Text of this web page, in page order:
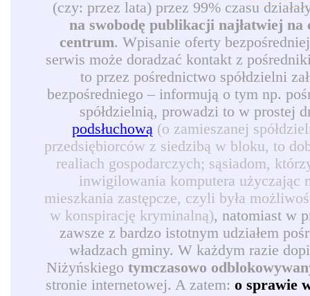
(czy: przez lata) przez 99% czasu
na swobodę publikacji najłatwiej
centrum. Wpisanie oferty
serwis może doradzać kontakt z
to przez pośrednictwo spółdzielni
bezpośredniego – informują o tym np.
spółdzielnią, prowadzi to w prostej
podsłuchową (o zamieszanej
przedsiębiorców z siedzibą w bloku, to
realiach gospodarczych; sąsiadom,
inwigilowania komputera użyczając
mieszkania zastępcze, czyli była
w konspirację kryminalną), natomiast w
zawsze z bardzo istotnym udziałem
władzach gminy. W każdym razie
Niżyńskiego tymczasowo
stronie internetowej. A zatem: o sprawie